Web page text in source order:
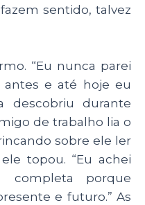
sentido, talvez
“Eu nunca parei
antes e até hoje eu
descobriu durante
de trabalho lia o
sobre ele ler
topou. “Eu achei
completa porque
e futuro.” As